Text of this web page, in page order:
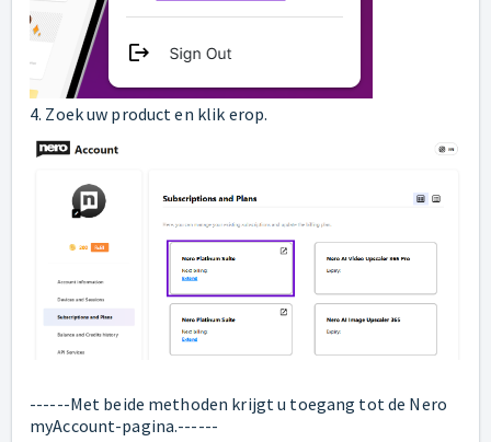
4. Zoek uw product en klik erop.
------Met beide methoden krijgt u toegang tot de Nero
myAccount-pagina.------